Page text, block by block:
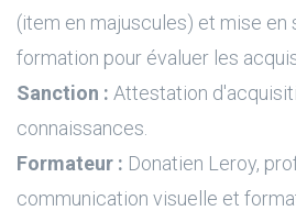
(item en majuscules) et mise en
formation pour évaluer les
Sanction : Attestation
connaissances.
Formateur : Donatien Leroy,
communication visuelle et